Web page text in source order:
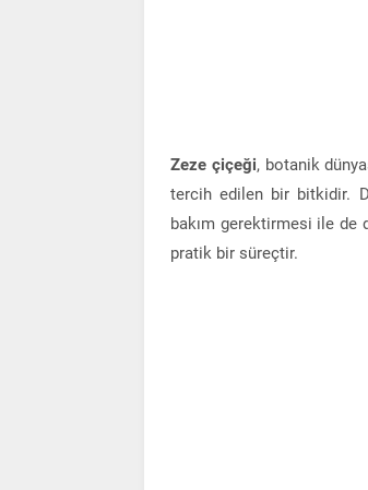
Zeze çiçeği, botanik
tercih edilen bir bitkidir.
bakım gerektirmesi ile
pratik bir süreçtir.